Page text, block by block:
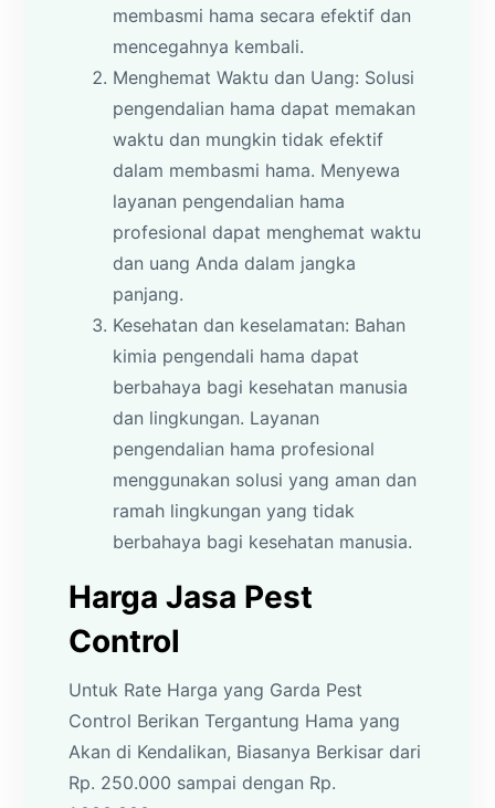
membasmi hama secara efektif dan
mencegahnya kembali.
Menghemat Waktu dan Uang: Solusi
pengendalian hama dapat memakan
waktu dan mungkin tidak efektif
dalam membasmi hama. Menyewa
layanan pengendalian hama
profesional dapat menghemat waktu
dan uang Anda dalam jangka
panjang.
Kesehatan dan keselamatan: Bahan
kimia pengendali hama dapat
berbahaya bagi kesehatan manusia
dan lingkungan. Layanan
pengendalian hama profesional
menggunakan solusi yang aman dan
ramah lingkungan yang tidak
berbahaya bagi kesehatan manusia.
Harga Jasa Pest
Control
Untuk Rate Harga yang Garda Pest
Control Berikan Tergantung Hama yang
Akan di Kendalikan, Biasanya Berkisar dari
Rp. 250.000 sampai dengan Rp.